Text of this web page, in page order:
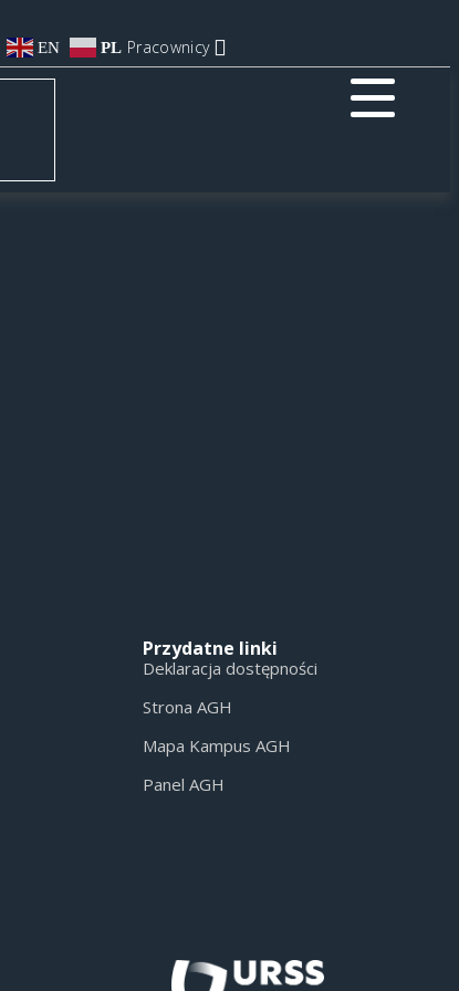
EN PL Pracownicy
Przydatne linki
Deklaracja dostępności
Strona AGH
Mapa Kampus AGH
Panel AGH